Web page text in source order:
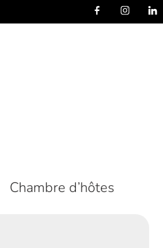
Chambre d’hôtes